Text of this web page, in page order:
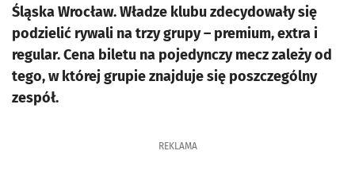
Śląska Wrocław. Władze klubu zdecydowały się
podzielić rywali na trzy grupy – premium, extra i
regular. Cena biletu na pojedynczy mecz zależy od
tego, w której grupie znajduje się poszczególny
zespół.
REKLAMA